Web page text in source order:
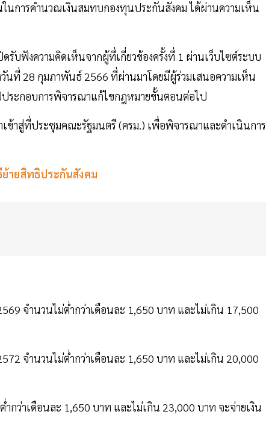
นการคำนวณเงินสมทบกองทุนประกันสังคม ได้ผ่านความเห็น
ดรับฟังความคิดเห็นจากผู้ที่เกี่ยวข้องครั้งที่ 1 ผ่านเว็บไซต์ระบบ
นที่ 28 กุมภาพันธ์ 2566 ที่ผ่านมาโดยมีผู้ร่วมเสนอความเห็น
ประกอบการพิจารณาแก้ไขกฎหมายขั้นตอนต่อไป
ข้าสู่ที่ประชุมคณะรัฐมนตรี (ครม.) เพื่อพิจารณาและดำเนินการ
ายสิทธิประกันสังคม
จำนวนไม่ต่ำกว่าเดือนละ 1,650 บาท และไม่เกิน 17,500
จำนวนไม่ต่ำกว่าเดือนละ 1,650 บาท และไม่เกิน 20,000
ว่าเดือนละ 1,650 บาท และไม่เกิน 23,000 บาท จะจ่ายเงิน